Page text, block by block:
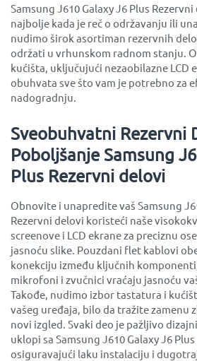
Samsung J610 Galaxy J6 Plus
najbolje kada je reč o održavanju ili
nudimo širok asortiman rezervnih
održati u vrhunskom radnom stanju.
kućišta, uključujući nezaobilazne LCD
obuhvata sve što vam je potrebno za
nadogradnju.
Sveobuhvatni Rezervni
Poboljšanje Samsung
Plus Rezervni delovi
Obnovite i unapredite vaš Samsung
Rezervni delovi koristeći naše
screenove i LCD ekrane za preciznu
jasnoću slike. Pouzdani flet kablovi
konekciju između ključnih
mikrofoni i zvučnici vraćaju jasnoću
Takođe, nudimo izbor tastatura i
vašeg uređaja, bilo da tražite zamenu
novi izgled. Svaki deo je pažljivo
uklopi sa Samsung J610 Galaxy J6
osiguravajući laku instalaciju i